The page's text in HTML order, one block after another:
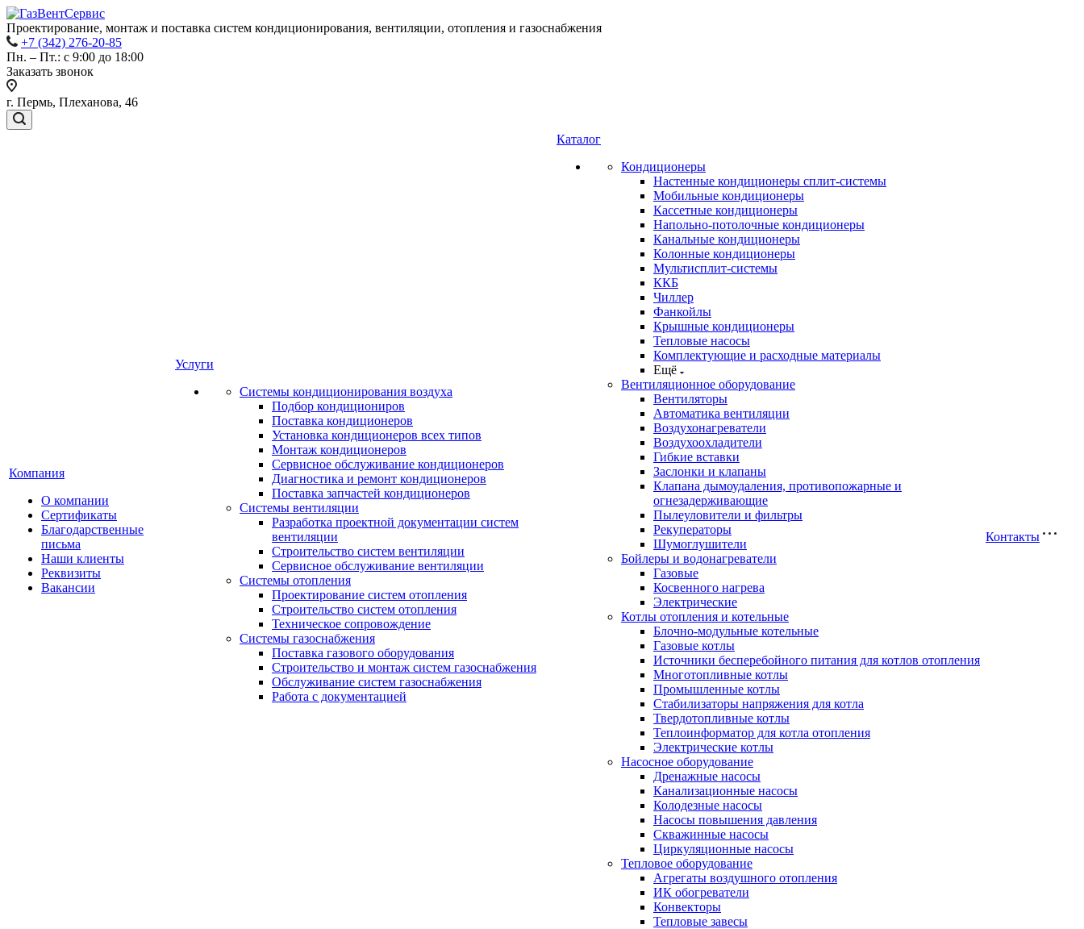
Проектирование, монтаж и поставка систем кондиционирования, вентиляции, отопления и газоснабжения
+7 (342) 276-20-85
Пн. – Пт.: с 9:00 до 18:00
Заказать звонок
г. Пермь, Плеханова, 46
Компания
О компании
Сертификаты
Благодарственные
письма
Наши клиенты
Реквизиты
Вакансии
Услуги
Системы кондиционирования воздуха
Подбор кондициониров
Поставка кондиционеров
Установка кондиционеров всех типов
Монтаж кондиционеров
Сервисное обслуживание кондиционеров
Диагностика и ремонт кондиционеров
Поставка запчастей кондиционеров
Системы вентиляции
Разработка проектной документации систем
вентиляции
Строительство систем вентиляции
Сервисное обслуживание вентиляции
Системы отопления
Проектирование систем отопления
Строительство систем отопления
Техническое сопровождение
Системы газоснабжения
Поставка газового оборудования
Строительство и монтаж систем газоснабжения
Обслуживание систем газоснабжения
Работа с документацией
Каталог
Кондиционеры
Настенные кондиционеры сплит-системы
Мобильные кондиционеры
Кассетные кондиционеры
Напольно-потолочные кондиционеры
Канальные кондиционеры
Колонные кондиционеры
Мультисплит-системы
ККБ
Чиллер
Фанкойлы
Крышные кондиционеры
Тепловые насосы
Комплектующие и расходные материалы
Ещё
Вентиляционное оборудование
Вентиляторы
Автоматика вентиляции
Воздухонагреватели
Воздухоохладители
Гибкие вставки
Заслонки и клапаны
Клапана дымоудаления, противопожарные и
огнезадерживающие
Пылеуловители и фильтры
Рекуператоры
Шумоглушители
Бойлеры и водонагреватели
Газовые
Косвенного нагрева
Электрические
Котлы отопления и котельные
Блочно-модульные котельные
Газовые котлы
Источники бесперебойного питания для котлов отопления
Многотопливные котлы
Промышленные котлы
Стабилизаторы напряжения для котла
Твердотопливные котлы
Теплоинформатор для котла отопления
Электрические котлы
Насосное оборудование
Дренажные насосы
Канализационные насосы
Колодезные насосы
Насосы повышения давления
Скважинные насосы
Циркуляционные насосы
Тепловое оборудование
Агрегаты воздушного отопления
ИК обогреватели
Конвекторы
Тепловые завесы
Контакты